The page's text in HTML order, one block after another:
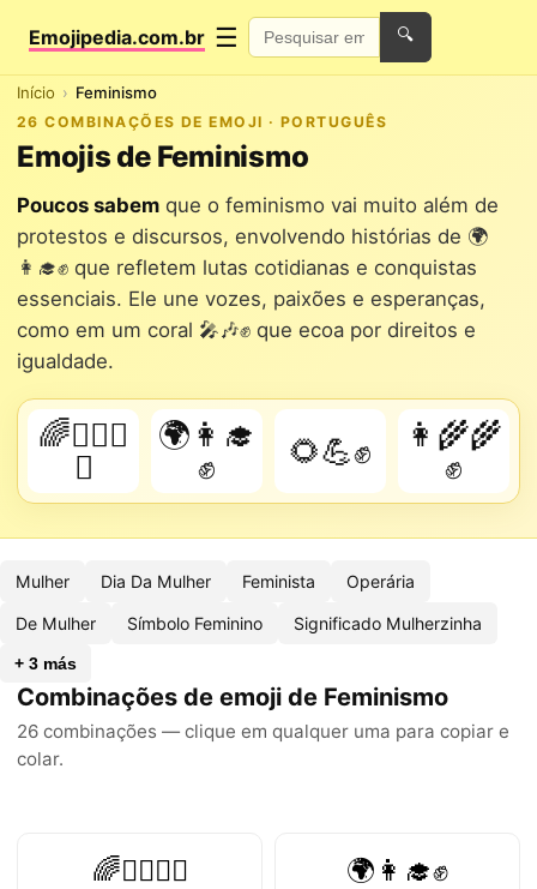
Emojipedia.com.br ☰ 🔍
Início Feminismo
26 COMBINAÇÕES DE EMOJI · PORTUGUÊS
Emojis de Feminismo
Poucos sabem que o feminismo vai muito além de
protestos e discursos, envolvendo histórias de 🌍
👩‍🎓✊ que refletem lutas cotidianas e conquistas
essenciais. Ele une vozes, paixões e esperanças,
como em um coral 🎤🎶✊ que ecoa por direitos e
igualdade.
🌈👩‍❤️‍👩
✊
🌍👩‍🎓
✊
🌻💪✊
👩‍🌾🌾
✊
Mulher Dia Da Mulher Feminista Operária
De Mulher Símbolo Feminino Significado Mulherzinha
+ 3 más
Combinações de emoji de Feminismo
26 combinações — clique em qualquer uma para copiar e
colar.
🌈👩‍❤️‍👩✊ 🌍👩‍🎓✊